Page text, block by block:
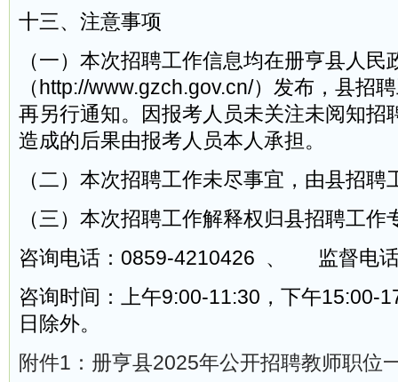
十三、注意事项
（一）本次招聘工作信息均在册亨县人民
（http://www.gzch.gov.cn/）发布，县招
再另行通知。因报考人员未关注未阅知招
造成的后果由报考人员本人承担。
（二）本次招聘工作未尽事宜，由县招
（三）本次招聘工作解释权归县招聘工作
咨询电话：0859-4210426 、 监督电
咨询时间：上午9:00-11:30，下午15:00-
日除外。
附件1：册亨县2025年公开招聘教师职位